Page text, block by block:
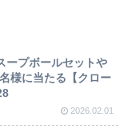
ープボールセットや
様に当たる【クロー
2026.02.01